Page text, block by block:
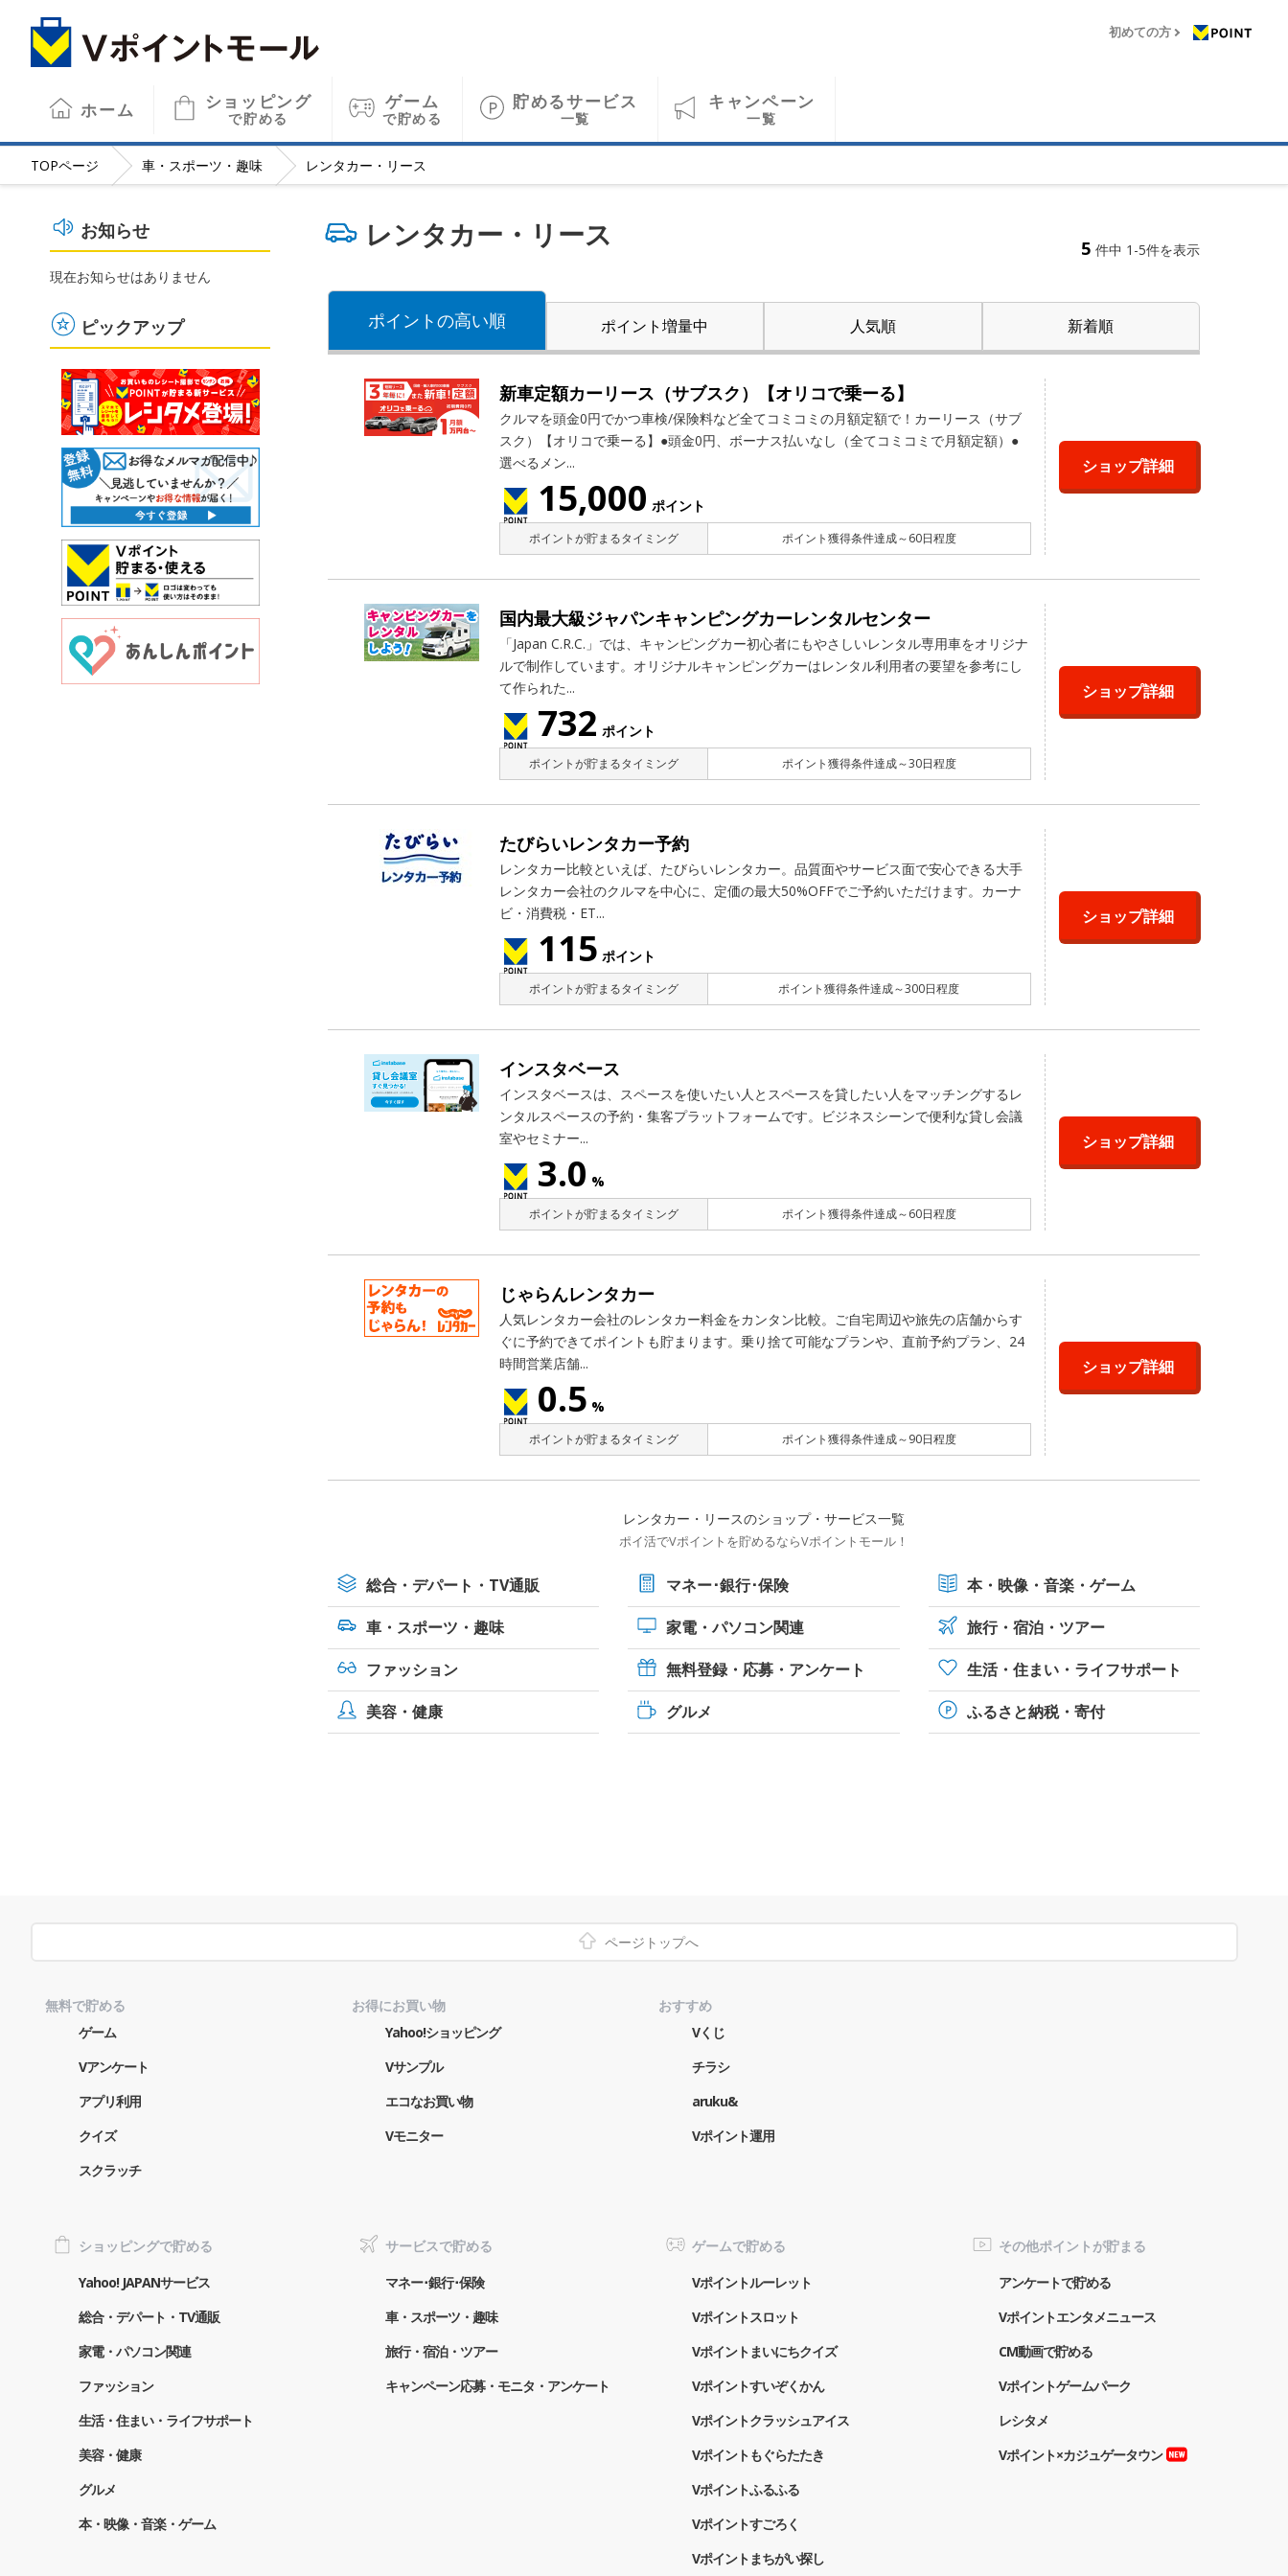
初めての方
ホーム ショッピング
で貯める
ゲーム
で貯める
貯めるサービス
一覧
キャンペーン
一覧
TOPページ 車・スポーツ・趣味 レンタカー・リース
レンタカー・リース 5 件中 1-5件を表示
ポイントの高い順 ポイント増量中 人気順 新着順
新車定額カーリース（サブスク）【オリコで乗ーる】
クルマを頭金0円でかつ車検/保険料など全てコミコミの月額定額で！カーリース（サブ
スク）【オリコで乗ーる】●頭金0円、ボーナス払いなし（全てコミコミで月額定額）●
選べるメン...
15,000 ポイント
ポイントが貯まるタイミング ポイント獲得条件達成～60日程度
ショップ詳細
国内最大級ジャパンキャンピングカーレンタルセンター
「Japan C.R.C.」では、キャンピングカー初心者にもやさしいレンタル専用車をオリジナ
ルで制作しています。オリジナルキャンピングカーはレンタル利用者の要望を参考にし
て作られた...
732 ポイント
ポイントが貯まるタイミング ポイント獲得条件達成～30日程度
ショップ詳細
たびらいレンタカー予約
レンタカー比較といえば、たびらいレンタカー。品質面やサービス面で安心できる大手
レンタカー会社のクルマを中心に、定価の最大50%OFFでご予約いただけます。カーナ
ビ・消費税・ET...
115 ポイント
ポイントが貯まるタイミング ポイント獲得条件達成～300日程度
ショップ詳細
インスタベース
インスタベースは、スペースを使いたい人とスペースを貸したい人をマッチングするレ
ンタルスペースの予約・集客プラットフォームです。ビジネスシーンで便利な貸し会議
室やセミナー...
3.0 %
ポイントが貯まるタイミング ポイント獲得条件達成～60日程度
ショップ詳細
じゃらんレンタカー
人気レンタカー会社のレンタカー料金をカンタン比較。ご自宅周辺や旅先の店舗からす
ぐに予約できてポイントも貯まります。乗り捨て可能なプランや、直前予約プラン、24
時間営業店舗...
0.5 %
ポイントが貯まるタイミング ポイント獲得条件達成～90日程度
ショップ詳細
レンタカー・リースのショップ・サービス一覧
ポイ活でVポイントを貯めるならVポイントモール！
総合・デパート・TV通販 マネー･銀行･保険 本・映像・ 音楽・ゲーム
車・スポーツ・ 趣味 家電・パソコン関連
旅行・宿泊・ツアー
ファッション
無料登録・応募・アンケート
生活・住まい・ライフサポート
美容・健康
グルメ ふるさと納税・寄付
お知らせ
現在お知らせはありません
ピックアップ
ページトップへ
無料で貯める
ゲーム
Vアンケート
アプリ利用
クイズ
スクラッチ
お得にお買い物
Yahoo!ショッピング
Vサンプル
エコなお買い物
Vモニター
おすすめ
Vくじ
チラシ
aruku&
Vポイント運用
ショッピングで貯める
Yahoo! JAPANサービス
総合・デパート・TV通販
家電・パソコン関連
ファッション
生活・住まい・ライフサポート
美容・健康
グルメ
本・映像・音楽・ゲーム
サービスで貯める
マネー･銀行･保険
車・スポーツ・趣味
旅行・宿泊・ツアー
キャンペーン応募・モニタ・アンケート
ゲームで貯める
Vポイントルーレット
Vポイントスロット
Vポイントまいにちクイズ
Vポイントすいぞくかん
Vポイントクラッシュアイス
Vポイントもぐらたたき
Vポイントふるふる
Vポイントすごろく
Vポイントまちがい探し
その他ポイントが貯まる
アンケートで貯める
Vポイントエンタメニュース
CM動画で貯める
Vポイントゲームパーク
レシタメ
Vポイント×カジュゲータウン